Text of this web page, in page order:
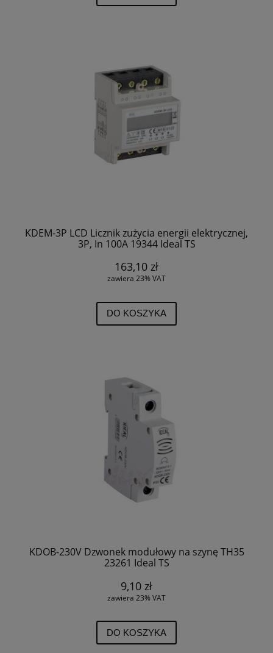
KDEM-3P LCD Licznik zużycia energii elektrycznej,
3P, In 100A 19344 Ideal TS
163,10 zł
zawiera 23% VAT
DO KOSZYKA
KDOB-230V Dzwonek modułowy na szynę TH35
23261 Ideal TS
9,10 zł
zawiera 23% VAT
DO KOSZYKA